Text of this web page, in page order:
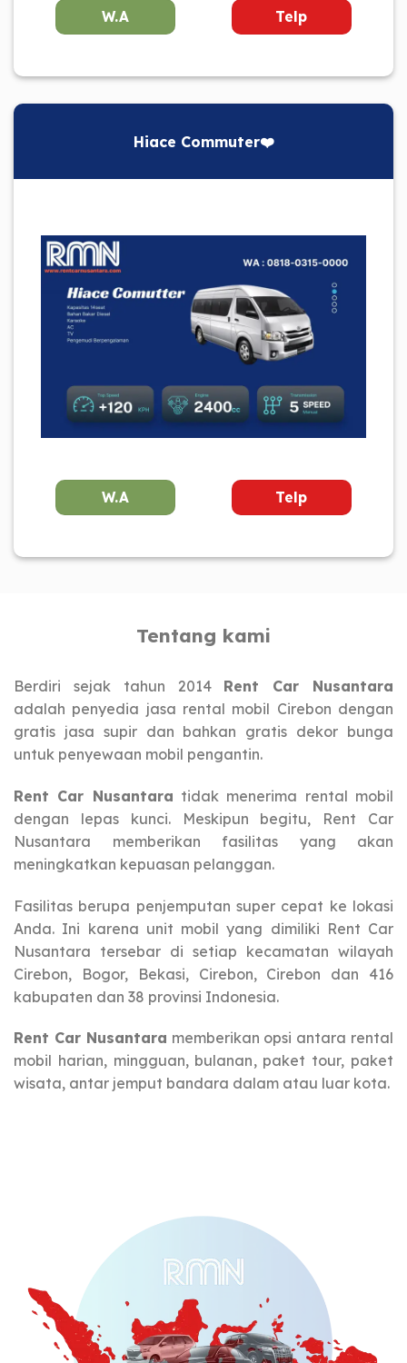
W.A Telp
Hiace Commuter❤️
W.A Telp
Tentang kami
Berdiri sejak tahun 2014 Rent Car Nusantara
adalah penyedia jasa rental mobil Cirebon dengan
gratis jasa supir dan bahkan gratis dekor bunga
untuk penyewaan mobil pengantin.
Rent Car Nusantara tidak menerima rental mobil
dengan lepas kunci. Meskipun begitu, Rent Car
Nusantara memberikan fasilitas yang akan
meningkatkan kepuasan pelanggan.
Fasilitas berupa penjemputan super cepat ke lokasi
Anda. Ini karena unit mobil yang dimiliki Rent Car
Nusantara tersebar di setiap kecamatan wilayah
Cirebon, Bogor, Bekasi, Cirebon, Cirebon dan 416
kabupaten dan 38 provinsi Indonesia.
Rent Car Nusantara memberikan opsi antara rental
mobil harian, mingguan, bulanan, paket tour, paket
wisata, antar jemput bandara dalam atau luar kota.